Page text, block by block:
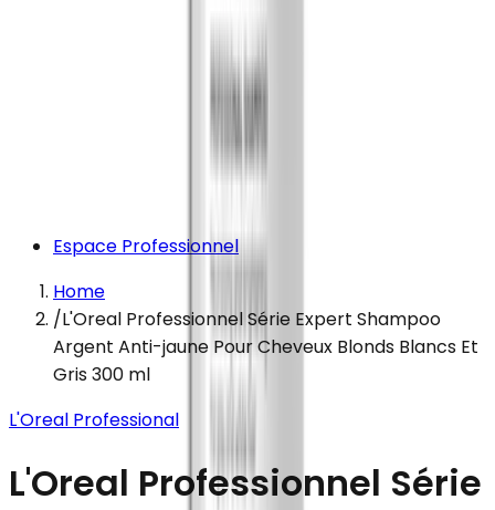
Espace Professionnel
Home
/L'Oreal Professionnel Série Expert Shampoo
Argent Anti-jaune Pour Cheveux Blonds Blancs Et
Gris 300 ml
L'Oreal Professional
L'Oreal Professionnel Série